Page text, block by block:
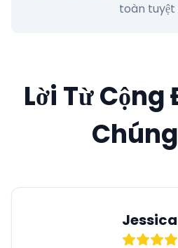
toàn tuyệt
Lời Từ Cộng
Jessica